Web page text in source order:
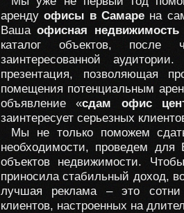
арендуофисы в Самаре на
Вашаофисная
каталог объектов, после
заинтересованной
презентация, позволяющая
помещения потенциальным
объявление «сдам офис
заинтересует серьезных
Мы не только поможем
необходимости, проведем для
объектов недвижимости.
приносила стабильный доход,
лучшая реклама – это
клиентов, настроенных на